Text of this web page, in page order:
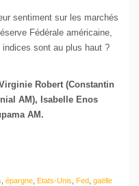
sentiment sur les marchés
Fédérale américaine,
sont au plus haut ?
Robert (Constantin
AM), Isabelle Enos
AM.
épargne Etats-Unis Fed gaëlle